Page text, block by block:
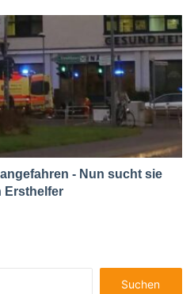
- Nun sucht sie
Ersthelfer